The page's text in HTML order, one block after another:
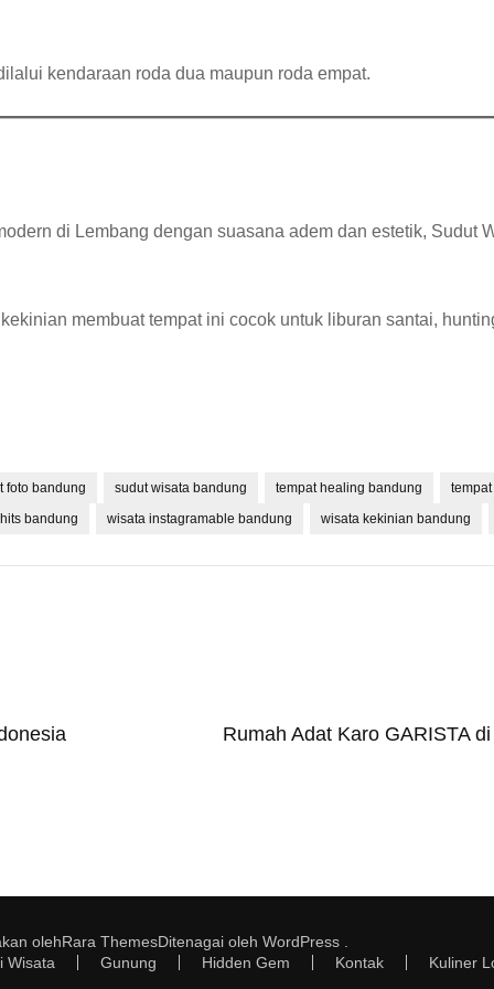
kendaraan roda dua maupun roda empat.
di Lembang dengan suasana adem dan estetik, Sudut
membuat tempat ini cocok untuk liburan santai,
foto bandung sudut wisata bandung tempat healing bandung
bandung
wisata instagramable bandung wisata kekinian bandung
Rumah Adat Karo GARISTA
olehRara ThemesDitenagai oleh WordPress
Wisata
Gunung Hidden Gem Kontak Kuliner